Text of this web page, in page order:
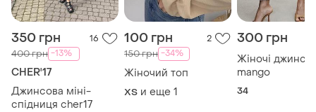
350 грн 16
400 грн -13%
CHER'17
Джинсова міні-
спідниця cher17
100 грн 2
150 грн -34%
Жіночий топ
ХS и еще 1
300 грн
Жіночі джинси
mango
34